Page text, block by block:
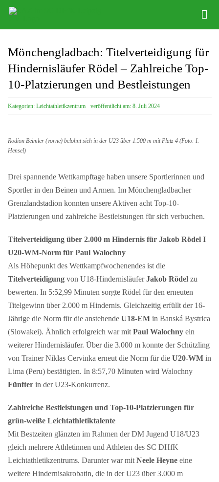
Zum
Leichathletikzentrum
Distance Team
Bob/Skeleton
Mönchengladbach: Titelverteidigung für
Hindernisläufer Rödel – Zahlreiche Top-
10-Platzierungen und Bestleistungen
Kategorien: Leichtathletikzentrum veröffentlicht am: 8. Juli 2024
Rodion Beimler (vorne) belohnt sich in der U23 über 1.500 m mit Platz 4 (Foto: I.
Hensel)
Drei spannende Wettkampftage haben unsere Sportlerinnen und
Sportler in den Beinen und Armen. Im Mönchengladbacher
Grenzlandstadion konnten unsere Aktiven acht Top-10-
Platzierungen und zahlreiche Bestleistungen für sich verbuchen.
Titelverteidigung über 2.000 m Hindernis für Jakob Rödel I
U20-WM-Norm für Paul Walochny
Als Höhepunkt des Wettkampfwochenendes ist die
Titelverteidigungvon U18-HindernisläuferJakob Rödelzu
bewerten. In 5:52,99 Minuten sorgte Rödel für den erneuten
Titelgewinn über 2.000 m Hindernis. Gleichzeitig erfüllt der 16-
Jährige die Norm für die anstehendeU18-EMin Banská Bystrica
(Slowakei). Ähnlich erfolgreich war mit Paul Walochnyein
weiterer Hindernisläufer. Über die 3.000 m konnte der Schützling
von Trainer Niklas Cervinka erneut die Norm für die U20-WMin
Lima (Peru) bestätigten. In 8:57,70 Minuten wird Walochny
Fünfterin der U23-Konkurrenz.
Zahlreiche Bestleistungen und Top-10-Platzierungen für
grün-weiße Leichtathletiktalente
Mit Bestzeiten glänzten im Rahmen der DM Jugend U18/U23
gleich mehrere Athletinnen und Athleten des SC DHfK
Leichtathletikzentrums. Darunter war mit Neele Heyneeine
weitere Hindernisakrobatin, die in der U23 über 3.000 m